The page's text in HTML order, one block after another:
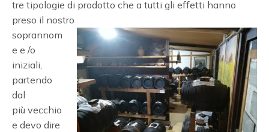
tre tipologie di prodotto che a tutti gli effetti hanno
preso il nostro
soprannom
e e /o
iniziali,
partendo
dal
più vecchio
e devo dire